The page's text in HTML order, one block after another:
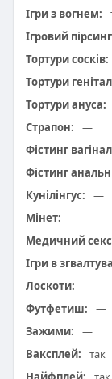
Ігри з вогнем:
Ігровий
Тортури сосків:
Тортури
Тортури ануса:
Страпон:
—
Фістинг
Фістинг
Кунілінгус:
—
Мінет:
—
Медичний
Ігри в
Лоскоти:
—
Футфетиш:
—
Зажими:
—
Ваксплей:
так